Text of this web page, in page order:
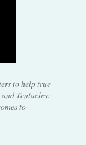
to help true
Tentacles:
to